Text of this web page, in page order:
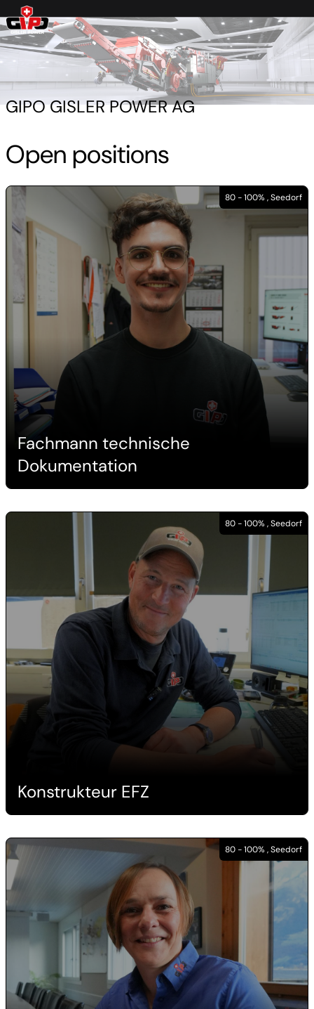
GIPO GISLER POWER AG
Open positions
80 - 100% , Seedorf
Fachmann technische
Dokumentation
80 - 100% , Seedorf
Konstrukteur EFZ
80 - 100% , Seedorf